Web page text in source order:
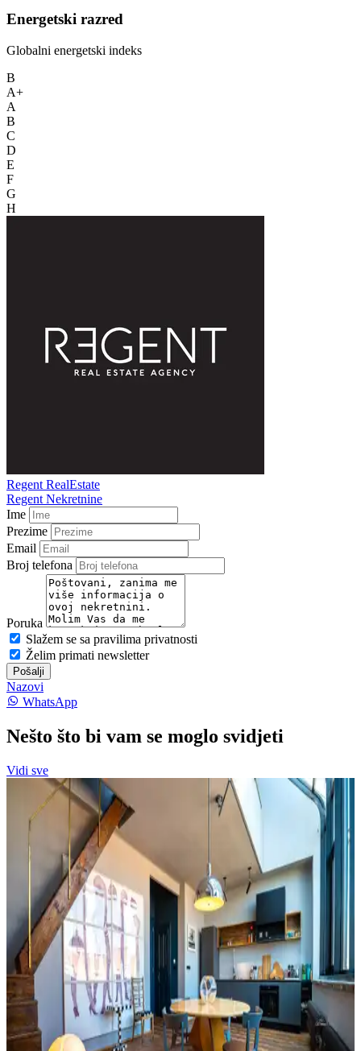
Energetski razred
Globalni energetski indeks
B
A+
A
B
C
D
E
F
G
H
Regent RealEstate
Regent Nekretnine
Ime
Prezime
Email
Broj telefona
Poruka
Slažem se sa pravilima privatnosti
Želim primati newsletter
Pošalji
Nazovi
WhatsApp
Nešto što bi vam se moglo svidjeti
Vidi sve